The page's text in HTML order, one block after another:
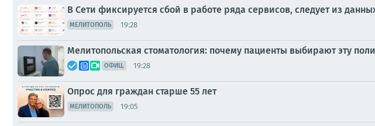
В Сети фиксируется сбой в работе ряда сервисов, следует из
МЕЛИТОПОЛЬ 19:28
Мелитопольская стоматология: почему пациенты выбирают эту
ОФИЦ. 19:28
Опрос для граждан старше 55 лет
МЕЛИТОПОЛЬ 19:05